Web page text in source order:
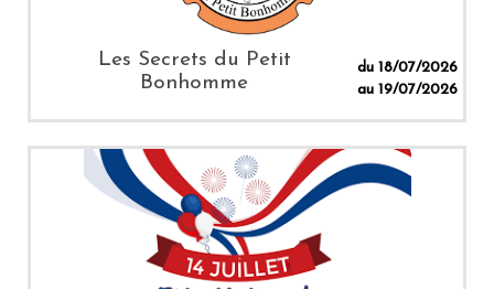
Les Secrets du Petit
Bonhomme
du 18/07/2026
au 19/07/2026